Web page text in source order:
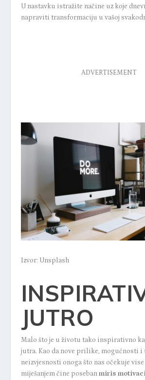
U nastavku istražite načine uz koje
napraviti transformaciju u vašoj
ADVERTISEMENT
Izvor: Unsplash
JUTRO
Malo što je u životu tako inspirativno
jutra. Kao da nove prilike, mogućnosti i
neizvjesnosti onoga što nas očekuje
miješanjem čine posebanmiris